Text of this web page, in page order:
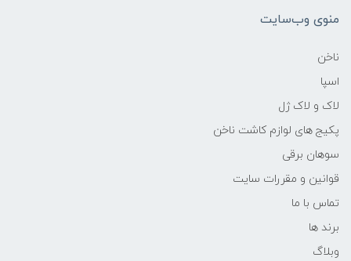
منوی وب‌سایت
ناخن
اسپا
لاک و لاک ژل
پکیج های لوازم کاشت ناخن
سوهان برقی
قوانین و مقررات سایت
تماس با ما
برند ها
وبلاگ